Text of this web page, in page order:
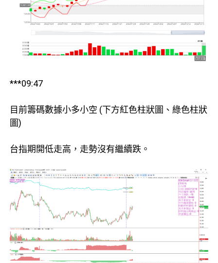
***09:47
目前籌碼數據小多小空 (下方紅色柱狀圖、綠色柱狀
圖)
台指期開低走高，走勢沒有繼續跌。